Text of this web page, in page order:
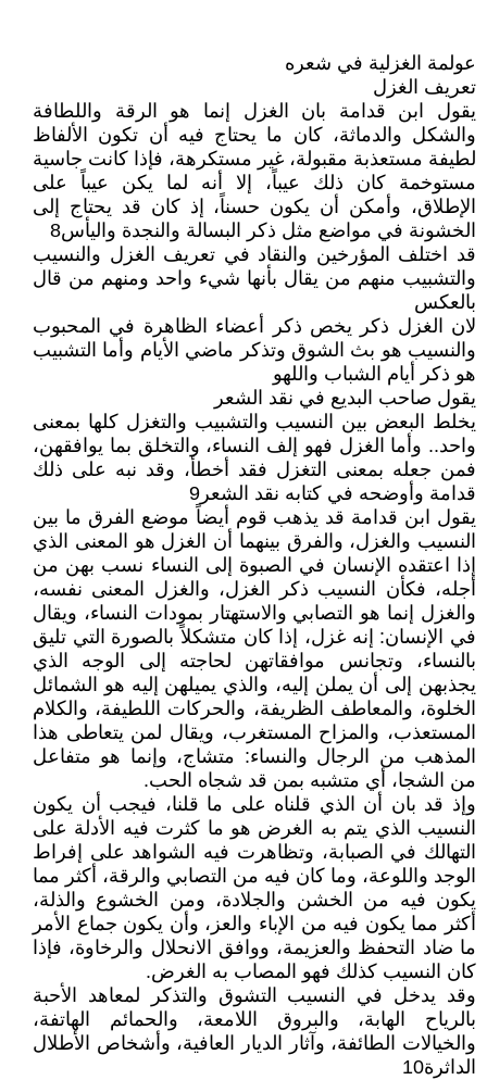
عولمة الغزلية في شعره
تعريف الغزل
يقول ابن قدامة بان الغزل إنما هو الرقة واللطافة
والشكل والدماثة، كان ما يحتاج فيه أن تكون الألفاظ
لطيفة مستعذبة مقبولة، غير مستكرهة، فإذا كانت جاسية
مستوخمة كان ذلك عيباً، إلا أنه لما يكن عيباً على
الإطلاق، وأمكن أن يكون حسناً، إذ كان قد يحتاج إلى
الخشونة في مواضع مثل ذكر البسالة والنجدة واليأس8
قد اختلف المؤرخين والنقاد في تعريف الغزل والنسيب
والتشبيب منهم من يقال بأنها شيء واحد ومنهم من قال
بالعكس
لان الغزل ذكر يخص ذكر أعضاء الظاهرة في المحبوب
والنسيب هو بث الشوق وتذكر ماضي الأيام وأما التشبيب
هو ذكر أيام الشباب واللهو
يقول صاحب البديع في نقد الشعر
يخلط البعض بين النسيب والتشبيب والتغزل كلها بمعنى
واحد.. وأما الغزل فهو إلف النساء، والتخلق بما يوافقهن،
فمن جعله بمعنى التغزل فقد أخطأ، وقد نبه على ذلك
قدامة وأوضحه في كتابه نقد الشعر9
يقول ابن قدامة قد يذهب قوم أيضاً موضع الفرق ما بين
النسيب والغزل، والفرق بينهما أن الغزل هو المعنى الذي
إذا اعتقده الإنسان في الصبوة إلى النساء نسب بهن من
أجله، فكأن النسيب ذكر الغزل، والغزل المعنى نفسه،
والغزل إنما هو التصابي والاستهتار بمودات النساء، ويقال
في الإنسان: إنه غزل، إذا كان متشكلاً بالصورة التي تليق
بالنساء، وتجانس موافقاتهن لحاجته إلى الوجه الذي
يجذبهن إلى أن يملن إليه، والذي يميلهن إليه هو الشمائل
الخلوة، والمعاطف الظريفة، والحركات اللطيفة، والكلام
المستعذب، والمزاح المستغرب، ويقال لمن يتعاطى هذا
المذهب من الرجال والنساء: متشاج، وإنما هو متفاعل
من الشجا، أي متشبه بمن قد شجاه الحب.
وإذ قد بان أن الذي قلناه على ما قلنا، فيجب أن يكون
النسيب الذي يتم به الغرض هو ما كثرت فيه الأدلة على
التهالك في الصبابة، وتظاهرت فيه الشواهد على إفراط
الوجد واللوعة، وما كان فيه من التصابي والرقة، أكثر مما
يكون فيه من الخشن والجلادة، ومن الخشوع والذلة،
أكثر مما يكون فيه من الإباء والعز، وأن يكون جماع الأمر
ما ضاد التحفظ والعزيمة، ووافق الانحلال والرخاوة، فإذا
كان النسيب كذلك فهو المصاب به الغرض.
وقد يدخل في النسيب التشوق والتذكر لمعاهد الأحبة
بالرياح الهابة، والبروق اللامعة، والحمائم الهاتفة،
والخيالات الطائفة، وآثار الديار العافية، وأشخاص الأطلال
الداثرة10